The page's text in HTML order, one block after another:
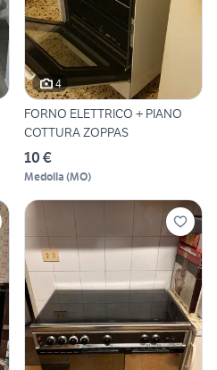
4
FORNO ELETTRICO + PIANO
COTTURA ZOPPAS
10 €
Medolla (MO)